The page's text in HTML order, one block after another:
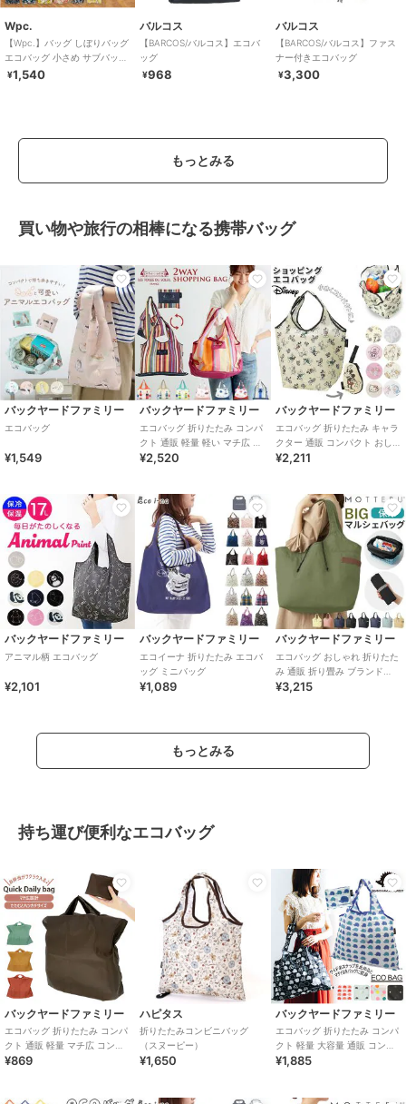
Wpc.
【Wpc.】バッグ しぼりバッグ
エコバッグ 小さめ サブバッグ
コンパクト 洗濯可能 レディ
¥1,540
バルコス
【BARCOS/バルコス】エコバ
ッグ
¥968
バルコス
【BARCOS/バルコス】ファス
ナー付きエコバッグ
¥3,300
もっとみる
買い物や旅行の相棒になる携帯バッグ
バックヤードファミリー
エコバッグ
¥1,549
バックヤードファミリー
エコバッグ 折りたたみ コンパ
クト 通販 軽量 軽い マチ広 大
容量 レジ袋 トートバッグ 肩掛
¥2,520
バックヤードファミリー
エコバッグ 折りたたみ キャラ
クター 通販 コンパクト おしゃ
れ かわいい ダイカットポーチ
¥2,211
バックヤードファミリー
アニマル柄 エコバッグ
¥2,101
バックヤードファミリー
エコイーナ 折りたたみ エコバ
ッグ ミニバッグ
¥1,089
バックヤードファミリー
エコバッグ おしゃれ 折りたた
み 通販 折り畳み ブランド
MOTTERU シンプル ショッピ
¥3,215
もっとみる
持ち運び便利なエコバッグ
バックヤードファミリー
エコバッグ 折りたたみ コンパ
クト 通販 軽量 マチ広 コンビ
ニ ショッピングバッグ お買い
¥869
ハピタス
折りたたみコンビニバッグ
（スヌーピー）
¥1,650
バックヤードファミリー
エコバッグ 折りたたみ コンパ
クト 軽量 大容量 通販 コンビ
ニ おしゃれ 北欧 デザイン ブ
¥1,885